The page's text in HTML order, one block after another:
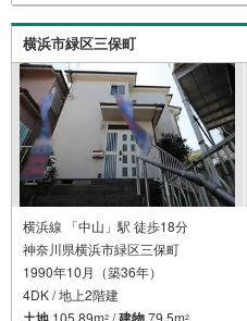
たいという方も大歓迎
発表しているオープンハ
ざいます。ぜひお気軽に
件:当社のみ、もしくは
なオープンハウス・デ
横浜市緑区三保町
横浜線 「中山」駅 徒歩18分
神奈川県横浜市緑区三保町
1990年10月（築36年）
4DK / 地上2階建
105.89m2 / 79.5m2